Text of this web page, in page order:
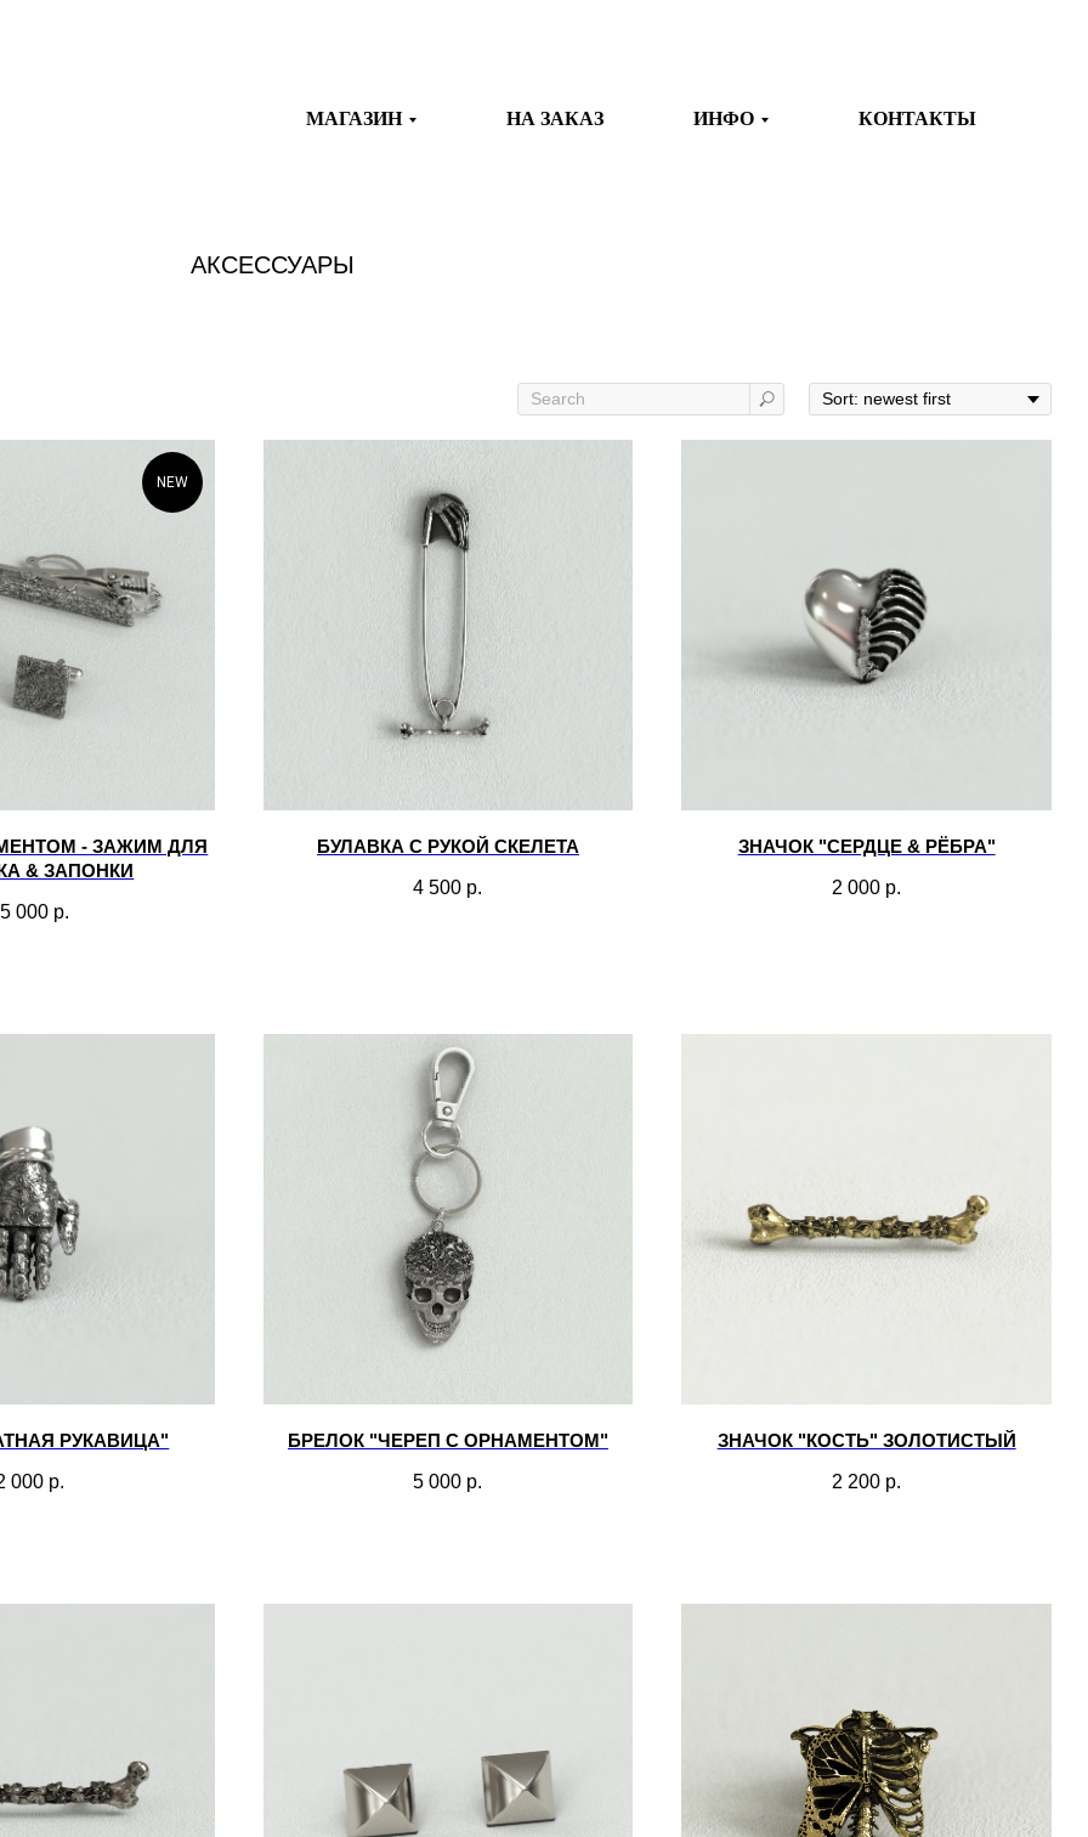
МАГАЗИН НА ЗАКАЗ ИНФО КОНТАКТЫ
АКСЕССУАРЫ
NEW
- ЗАЖИМ ДЛЯ
& ЗАПОНКИ
000 р.
БУЛАВКА С РУКОЙ СКЕЛЕТА
4 500 р.
ЗНАЧОК "СЕРДЦЕ & РЁБРА"
2 000 р.
РУКАВИЦА"
000 р.
БРЕЛОК "ЧЕРЕП С ОРНАМЕНТОМ"
5 000 р.
ЗНАЧОК "КОСТЬ" ЗОЛОТИСТЫЙ
2 200 р.